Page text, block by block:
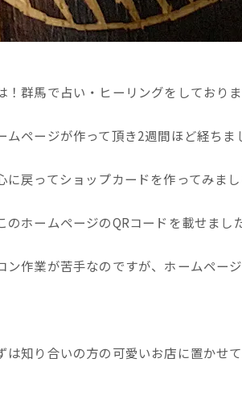
！群馬で占い・ヒーリングをしており
ムページが作って頂き2週間ほど経ちま
に戻ってショップカードを作ってみまし
のホームページのQRコードを載せまし
ン作業が苦手なのですが、ホームペー
は知り合いの方の可愛いお店に置かせ